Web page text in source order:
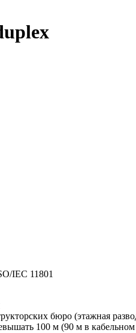
IEC 11801
бюро (этажная
100 м (90 м в